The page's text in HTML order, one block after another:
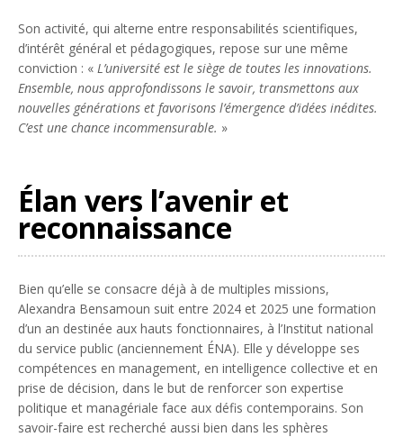
Son activité, qui alterne entre responsabilités scientifiques,
d’intérêt général et pédagogiques, repose sur une même
conviction : « L’université est le siège de toutes les innovations.
Ensemble, nous approfondissons le savoir, transmettons aux
nouvelles générations et favorisons l’émergence d’idées inédites.
C’est une chance incommensurable. »
Élan vers l’avenir et
reconnaissance
Bien qu’elle se consacre déjà à de multiples missions,
Alexandra Bensamoun suit entre 2024 et 2025 une formation
d’un an destinée aux hauts fonctionnaires, à l’Institut national
du service public (anciennement ÉNA). Elle y développe ses
compétences en management, en intelligence collective et en
prise de décision, dans le but de renforcer son expertise
politique et managériale face aux défis contemporains. Son
savoir-faire est recherché aussi bien dans les sphères